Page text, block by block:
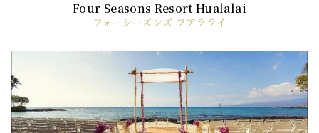
フォーシーズンズ フアラライ